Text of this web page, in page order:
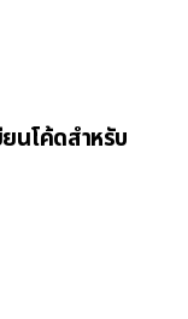
นโค้ดสำหรับ